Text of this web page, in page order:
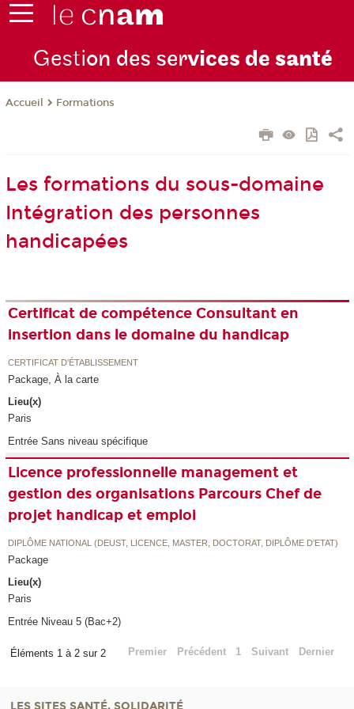
Gestion des services de santé
Accueil Formations
Les formations du sous-domaine
Intégration des personnes
handicapées
Certificat de compétence Consultant en
insertion dans le domaine du handicap
CERTIFICAT D'ÉTABLISSEMENT
Package, À la carte
Lieu(x)
Paris
Entrée Sans niveau spécifique
Licence professionnelle management et
gestion des organisations Parcours Chef de
projet handicap et emploi
DIPLÔME NATIONAL (DEUST, LICENCE, MASTER, DOCTORAT, DIPLÔME D'ETAT)
Package
Lieu(x)
Paris
Entrée Niveau 5 (Bac+2)
Éléments 1 à 2 sur 2 Premier Précédent 1 Suivant Dernier